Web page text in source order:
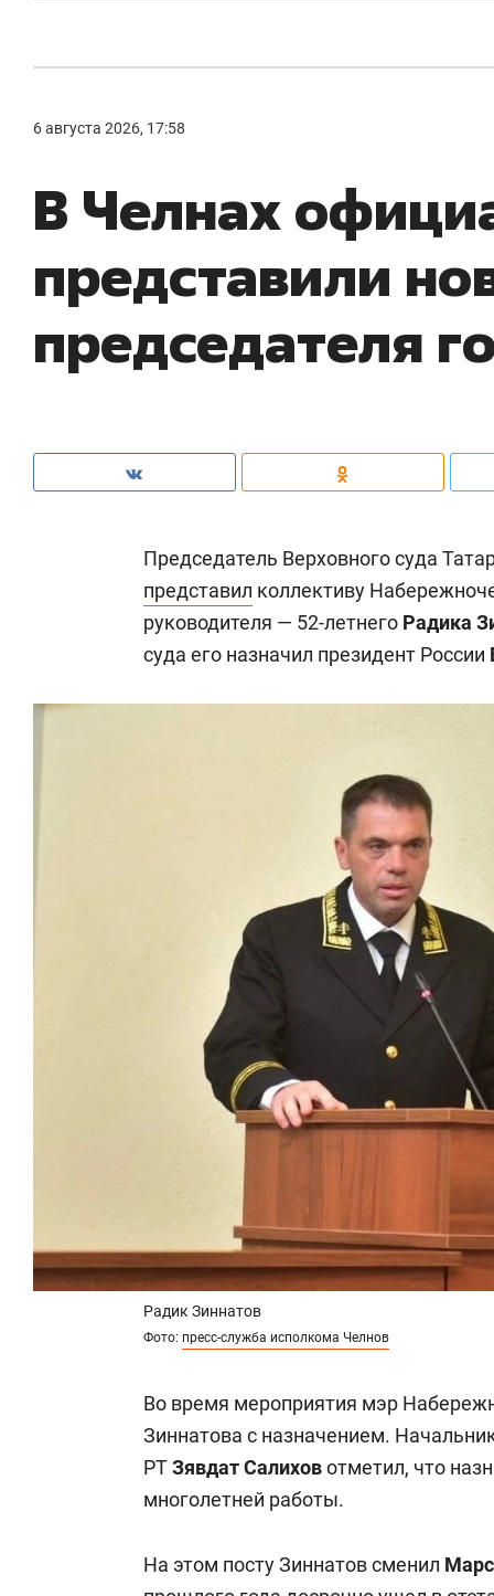
6 августа 2026, 17:58
В Челнах
представили
председателя
Председатель Верховного суда
представил коллективу
руководителя — 52-летнего Радика
суда его назначил президент России
Радик Зиннатов
Фото: пресс-служба исполкома Челнов
Во время мероприятия мэр
Зиннатова с назначением.
РТЗявдат Салиховотметил, что
многолетней работы.
На этом посту Зиннатов сменил